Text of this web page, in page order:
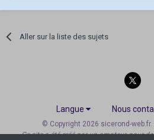
Aller sur la liste des sujets
Langue Nous
© Copyright 2026 sicerond-
Ce site a été créé par un amateur, pour